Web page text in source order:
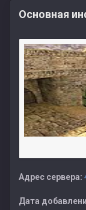
Основная
Адрес сервера:
Дата